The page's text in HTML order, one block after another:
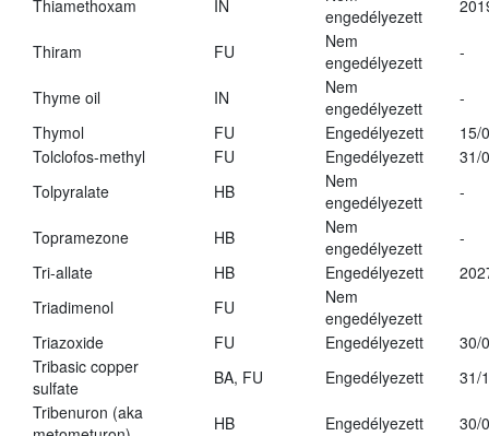
Thiamethoxam
IN
engedélyezett
Thiram FU
Nem
engedélyezett
-
Thyme oil IN
Nem
engedélyezett
-
Thymol
FU Engedélyezett
15/
Tolclofos-methyl
FU Engedélyezett
31/
Tolpyralate
HB
Nem
engedélyezett
-
Topramezone HB
Nem
engedélyezett
-
Tri-allate
HB Engedélyezett
Triadimenol
FU
Nem
engedélyezett
Triazoxide
FU Engedélyezett
30/
Tribasic copper
sulfate
BA, FU Engedélyezett
31/
Tribenuron (aka
HB Engedélyezett
30/